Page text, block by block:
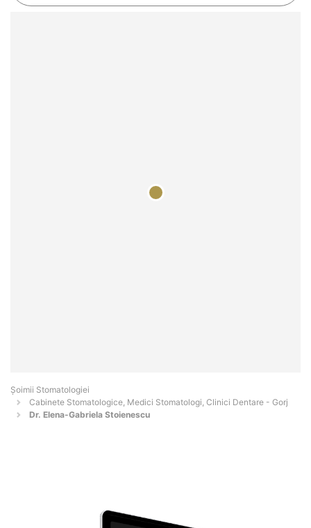
Șoimii Stomatologiei
Cabinete Stomatologice, Medici Stomatologi, Clinici Dentare - Gorj
Dr. Elena-Gabriela Stoienescu